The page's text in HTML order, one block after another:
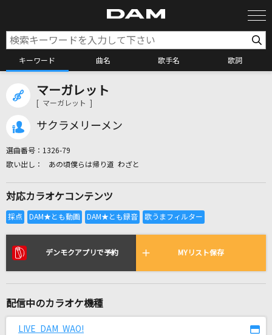
キーワード 曲名 歌手名 歌詞
カラオケ検索
全国りれき
リアルタイムで歌われている曲の一覧
鱗(うろこ)
マーガレット
[ マーガレット ]
サクラメリーメン
選曲番号： 1326-79
あの頃僕らは帰り道 わざと
対応カラオケコンテンツ
デンモクアプリで予約 MYリスト保存
配信中のカラオケ機種
LIVE DAM WAO!